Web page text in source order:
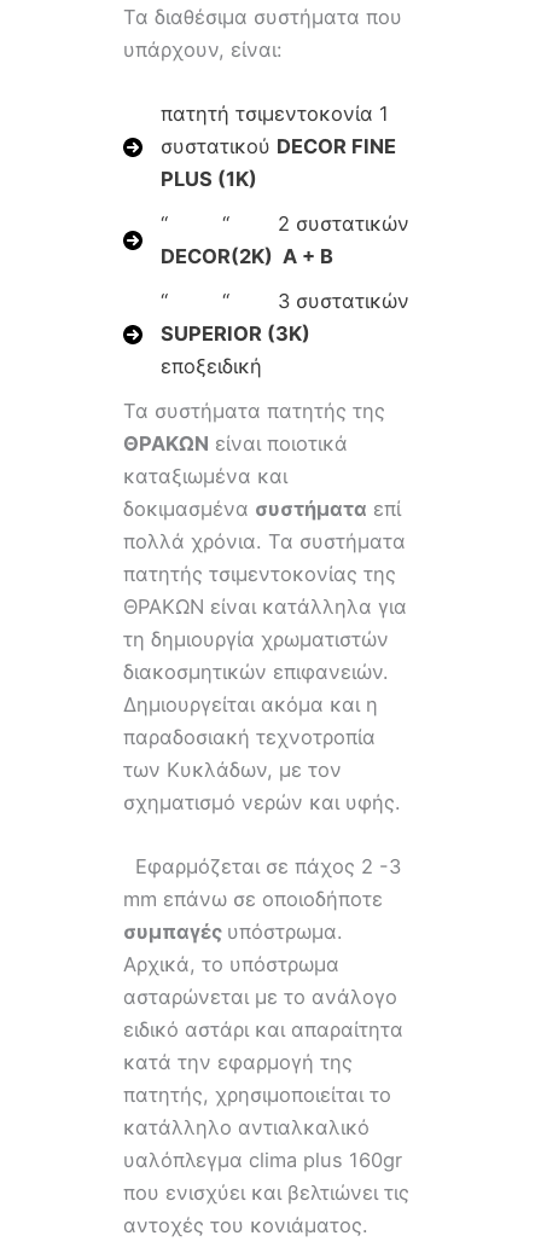
Τα διαθέσιμα συστήματα που
υπάρχουν, είναι:
πατητή τσιμεντοκονία 1
συστατικού DECOR FINE
PLUS (1K)
“ “ 2 συστατικών
DECOR(2K) Α + Β
“ “ 3 συστατικών
SUPERIOR (3K)
εποξειδική
Τα συστήματα πατητής της
ΘΡΑΚΩΝ είναι ποιοτικά
καταξιωμένα και
δοκιμασμένα συστήματα επί
πολλά χρόνια. Τα συστήματα
πατητής τσιμεντοκονίας της
ΘΡΑΚΩΝ είναι κατάλληλα για
τη δημιουργία χρωματιστών
διακοσμητικών επιφανειών.
Δημιουργείται ακόμα και η
παραδοσιακή τεχνοτροπία
των Κυκλάδων, με τον
σχηματισμό νερών και υφής.
Εφαρμόζεται σε πάχος 2 -3
mm επάνω σε οποιοδήποτε
συμπαγές υπόστρωμα.
Αρχικά, το υπόστρωμα
ασταρώνεται με το ανάλογο
ειδικό αστάρι και απαραίτητα
κατά την εφαρμογή της
πατητής, χρησιμοποιείται το
κατάλληλο αντιαλκαλικό
υαλόπλεγμα clima plus 160gr
που ενισχύει και βελτιώνει τις
αντοχές του κονιάματος.